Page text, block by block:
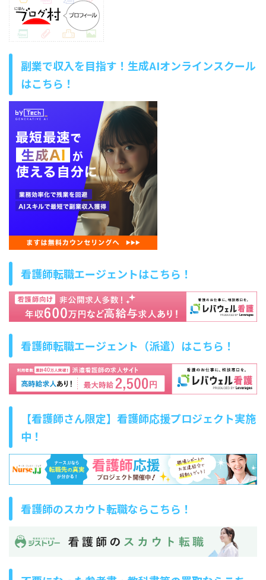
副業で収入を目指す！生成AIオンラインスクール
はこちら！
看護師転職エージェントはこちら！
看護師転職エージェント（派遣）はこちら！
【看護師さん限定】看護師応援プロジェクト実施
中！
看護師のスカウト転職ならこちら！